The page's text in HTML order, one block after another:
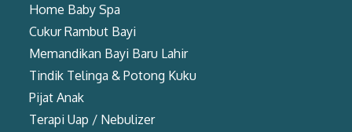
Home Baby Spa
Cukur Rambut Bayi
Memandikan Bayi Baru Lahir
Tindik Telinga & Potong Kuku
Pijat Anak
Terapi Uap / Nebulizer